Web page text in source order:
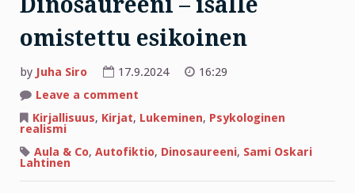
omistettu esikoinen
by Juha Siro 17.9.2024
16:29
Leave a comment
–
esikoinen
Kirjallisuus, Kirjat, Lukeminen, Psykologinen
realismi
Aula & Co, Autofiktio, Dinosaureeni, Sami Oskari
Lahtinen